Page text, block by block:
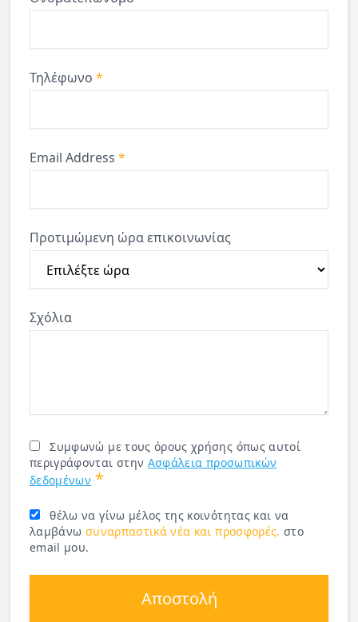
Τηλέφωνο *
Email Address *
Προτιμώμενη ώρα επικοινωνίας
Σχόλια
Συμφωνώ με τους όρους χρήσης όπως αυτοί
περιγράφονται στην Ασφάλεια προσωπικών
δεδομένων *
θέλω να γίνω μέλος της κοινότητας και να
λαμβάνω συναρπαστικά νέα και προσφορές. στο
email μου.
Αποστολή